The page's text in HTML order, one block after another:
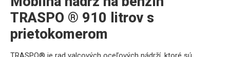
TRASPO ® 910 litrov s
prietokomerom